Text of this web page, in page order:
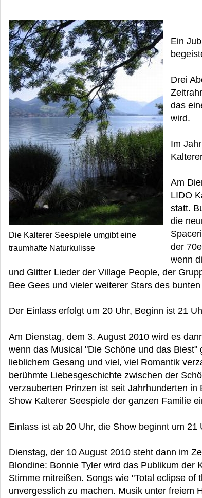
Die Kalterer Seespiele umgibt eine
traumhafte Naturkulisse
Ein
Drei
das
wird.
Im
Am
LIDO
statt.
die
der
wenn
und Glitter Lieder der Village People, der
Bee Gees und vieler weiterer Stars des
Der Einlass erfolgt um 20 Uhr, Beginn ist 21
Am Dienstag, dem 3. August 2010 wird es
wenn das Musical "Die Schöne und das
lieblichem Gesang und viel, viel Romantik
berühmte Liebesgeschichte zwischen der
verzauberten Prinzen ist seit Jahrhunderten
Show Kalterer Seespiele der ganzen Familie
Einlass ist ab 20 Uhr, die Show beginnt um
Dienstag, der 10 August 2010 steht dann im
Blondine: Bonnie Tyler wird das Publikum der
Stimme mitreißen. Songs wie "Total eclipse of
unvergesslich zu machen. Musik unter freiem